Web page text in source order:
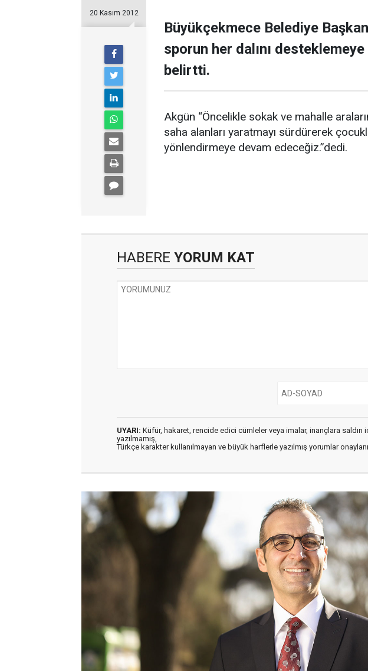
20 Kasım 2012
Büyükçekmece Belediye
sporun her dalını
belirtti.
Akgün “Öncelikle sokak ve mahalle
saha alanları yaratmayı sürdürerek
yönlendirmeye devam edeceğiz.”dedi.
HABERE YORUM KAT
UYARI: Küfür, hakaret, rencide edici cümleler veya imalar, inançlara saldırı
yazılmamış,
Türkçe karakter kullanılmayan ve büyük harflerle yazılmış yorumlar